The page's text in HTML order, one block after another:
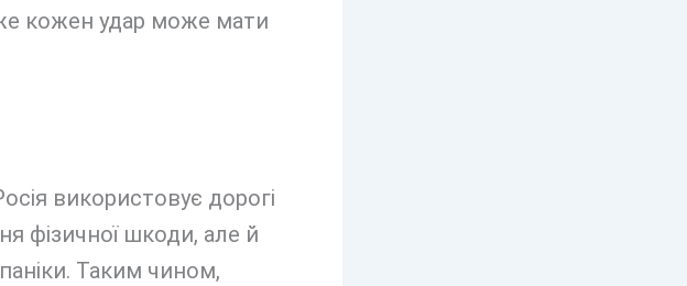
кожен удар може мати
використовує дорогі
фізичної шкоди, але й
Таким чином,